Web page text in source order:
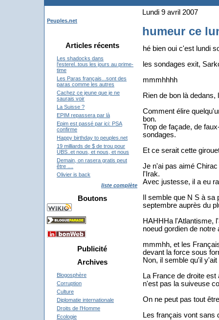
Peuples.net
Articles récents
Les shadocks dans
l'esterel..tous les jours au prime-
time
Les Paras français...sont des
paras comme les autres
Cachez ce jeune que je ne
saurais voir
La Suisse ?
EPIM repassera par là
Epim est passé par ici: PSA
confirme
Happy birthday to peuples.net
19 milliards de $ de trou pour
UBS..et nous, et nous, et nous
Demain, on rasera gratis peut
être ....
Olivier is back
liste complète
Boutons
Publicité
Archives
Blogosphère
Corruption
Culture
Diplomatie internationale
Droits de l'Homme
Ecologie
Lundi 9 avril 2007
humeur ce
hé bien oui c'est lundi
les sondages exit,
mmmhhhh
Rien de bon là
Comment élire
bon.
Trop de façade, de
sondages.
Et ce serait cette
Je n'ai pas aimé
l'Irak.
Avec justesse, il a eu
Il semble que N S à
septembre auprès du
HAHHHa l'Atlantisme,
noeud gordien de notre
mmmhh, et les
devant la force sous
Non, il semble qu'il
La France de droite
n'est pas la suiveuse
On ne peut pas tout
Les français vont sans